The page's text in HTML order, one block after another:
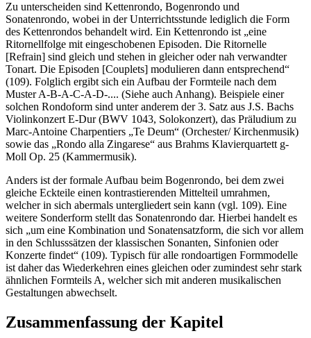
Zu unterscheiden sind Kettenrondo, Bogenrondo und
Sonatenrondo, wobei in der Unterrichtsstunde lediglich die Form
des Kettenrondos behandelt wird. Ein Kettenrondo ist „eine
Ritornellfolge mit eingeschobenen Episoden. Die Ritornelle
[Refrain] sind gleich und stehen in gleicher oder nah verwandter
Tonart. Die Episoden [Couplets] modulieren dann entsprechend“
(109). Folglich ergibt sich ein Aufbau der Formteile nach dem
Muster A-B-A-C-A-D-.... (Siehe auch Anhang). Beispiele einer
solchen Rondoform sind unter anderem der 3. Satz aus J.S. Bachs
Violinkonzert E-Dur (BWV 1043, Solokonzert), das Präludium zu
Marc-Antoine Charpentiers „Te Deum“ (Orchester/ Kirchenmusik)
sowie das „Rondo alla Zingarese“ aus Brahms Klavierquartett g-
Moll Op. 25 (Kammermusik).
Anders ist der formale Aufbau beim Bogenrondo, bei dem zwei
gleiche Eckteile einen kontrastierenden Mittelteil umrahmen,
welcher in sich abermals untergliedert sein kann (vgl. 109). Eine
weitere Sonderform stellt das Sonatenrondo dar. Hierbei handelt es
sich „um eine Kombination und Sonatensatzform, die sich vor allem
in den Schlusssätzen der klassischen Sonanten, Sinfonien oder
Konzerte findet“ (109). Typisch für alle rondoartigen Formmodelle
ist daher das Wiederkehren eines gleichen oder zumindest sehr stark
ähnlichen Formteils A, welcher sich mit anderen musikalischen
Gestaltungen abwechselt.
Zusammenfassung der Kapitel